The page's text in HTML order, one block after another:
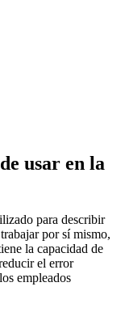
usar en la
para describir
por sí mismo,
la capacidad de
el error
empleados